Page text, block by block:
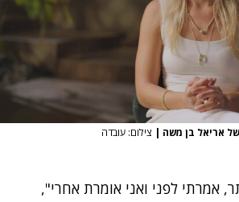
אריאל בן משה | צילום: עובדה
אמרתי לפני ואני אומרת אחרי",